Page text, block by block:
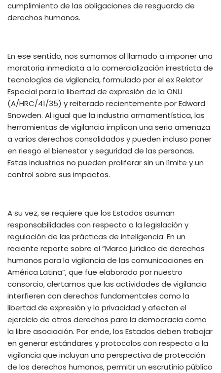
cumplimiento de las obligaciones de resguardo de
derechos humanos.
En ese sentido, nos sumamos al llamado a imponer una
moratoria inmediata a la comercialización irrestricta de
tecnologías de vigilancia, formulado por el ex Relator
Especial para la libertad de expresión de la ONU
(A/HRC/41/35) y reiterado recientemente por Edward
Snowden. Al igual que la industria armamentística, las
herramientas de vigilancia implican una seria amenaza
a varios derechos consolidados y pueden incluso poner
en riesgo el bienestar y seguridad de las personas.
Estas industrias no pueden proliferar sin un límite y un
control sobre sus impactos.
A su vez, se requiere que los Estados asuman
responsabilidades con respecto a la legislación y
regulación de las prácticas de inteligencia. En un
reciente reporte sobre el “Marco jurídico de derechos
humanos para la vigilancia de las comunicaciones en
América Latina”, que fue elaborado por nuestro
consorcio, alertamos que las actividades de vigilancia
interfieren con derechos fundamentales como la
libertad de expresión yla privacidad y afectan el
ejercicio de otros derechos para la democracia como
la libre asociación. Por ende, los Estados deben trabajar
en generar estándares y protocolos con respecto a la
vigilancia que incluyan una perspectiva de protección
de los derechos humanos, permitir un escrutinio público